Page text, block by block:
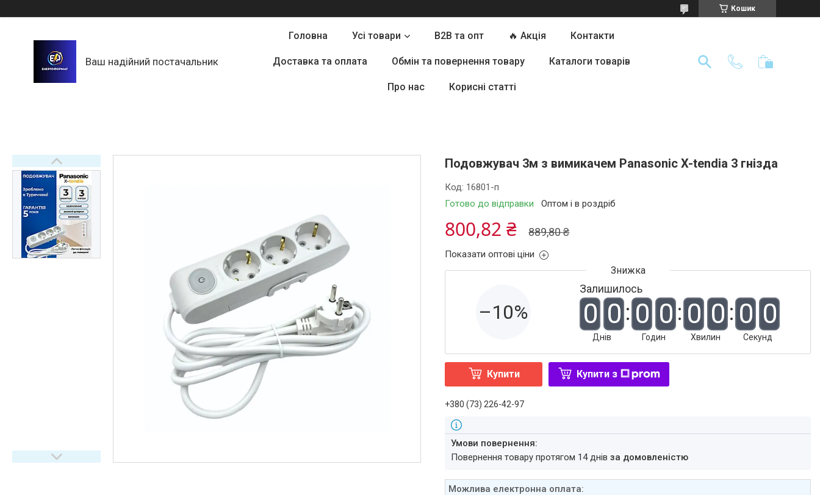
Кошик
Ваш надійний постачальник
Головна Усі товари B2B та опт 🔥 Акція Контакти
Доставка та оплата Обмін та повернення товару Каталоги товарів
Про нас Корисні статті
Подовжувач 3м з вимикачем Panasonic X-tendia 3 гнізда
Готово до відправки Оптом і в роздріб
Код: 16801-п
889,80 ₴
800,82 ₴
Показати оптові ціни
–10%
Залишилось
0 0
Днів
0 0
Годин
0 0
Хвилин
0 0
Секунд
Купити Купити з
+380 (73) 226-42-97
повернення товару протягом 14 днівза домовленістю